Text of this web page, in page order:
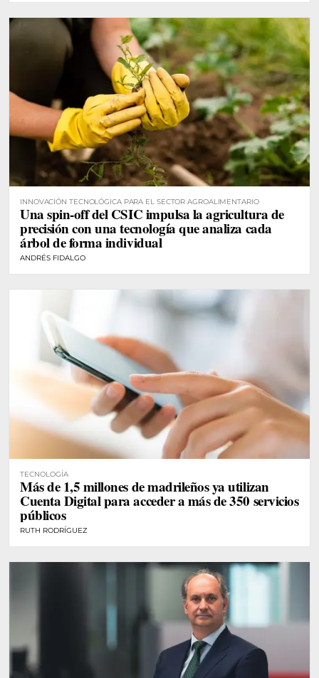
INNOVACIÓN TECNOLÓGICA PARA EL SECTOR AGROALIMENTARIO
Una spin-off del CSIC impulsa la agricultura de
precisión con una tecnología que analiza cada
árbol de forma individual
ANDRÉS FIDALGO
TECNOLOGÍA
Más de 1,5 millones de madrileños ya utilizan
Cuenta Digital para acceder a más de 350 servicios
públicos
RUTH RODRÍGUEZ